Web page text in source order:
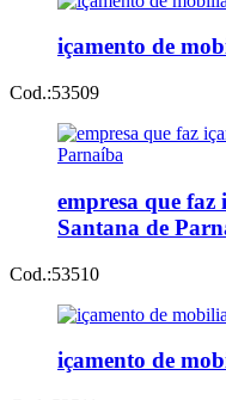
içamento de
Cod.:53509
empresa que
Santana de
Cod.:53510
içamento de